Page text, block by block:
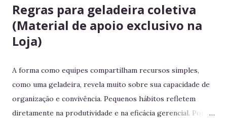
Regras para geladeira coletiva
(Material de apoio exclusivo na
Loja)
A forma como equipes compartilham recursos simples,
como uma geladeira, revela muito sobre sua capacidade de
organização e convivência. Pequenos hábitos refletem
diretamente na produtividade e na eficácia gerencial. Por